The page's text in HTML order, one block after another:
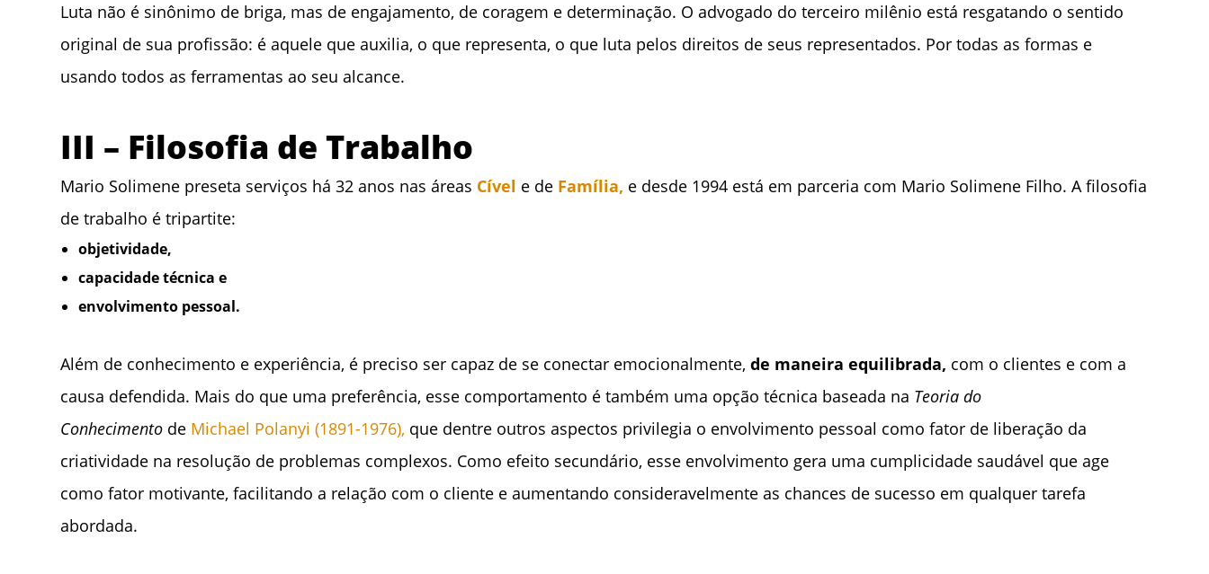
Luta não é sinônimo de briga, mas de engajamento, de coragem e determinação. O advogado do terceiro milênio está resgatando o sentido
original de sua profissão: é aquele que auxilia, o que representa, o que luta pelos direitos de seus representados. Por todas as formas e
usando todos as ferramentas ao seu alcance.
III – Filosofia de Trabalho
Mario Solimene preseta serviços há 32 anos nas áreas Cível e de Família, e desde 1994 está em parceria com Mario Solimene Filho. A filosofia
de trabalho é tripartite:
objetividade,
capacidade técnica e
envolvimento pessoal.
Além de conhecimento e experiência, é preciso ser capaz de se conectar emocionalmente, de maneira equilibrada, com o clientes e com a
causa defendida. Mais do que uma preferência, esse comportamento é também uma opção técnica baseada na Teoria do
Conhecimento de Michael Polanyi (1891-1976), que dentre outros aspectos privilegia o envolvimento pessoal como fator de liberação da
criatividade na resolução de problemas complexos. Como efeito secundário, esse envolvimento gera uma cumplicidade saudável que age
como fator motivante, facilitando a relação com o cliente e aumentando consideravelmente as chances de sucesso em qualquer tarefa
abordada.